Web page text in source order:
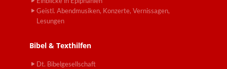
Geistl. Abendmusiken, Konzerte, Vernissagen,
Lesungen
Bibel & Texthilfen
Dt. Bibelgesellschaft